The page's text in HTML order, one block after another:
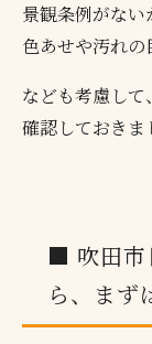
景観条例がない
色あせや汚れの
なども考慮し
確認しておきま
■ 吹田市
ら、まず